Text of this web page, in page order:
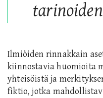
Ilmiöiden rinnakkain
kiinnostavia huomioita
yhteisöistä ja
fiktio, jotka